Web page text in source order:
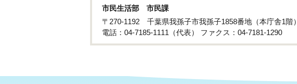
市民生活部 市民課
〒270-1192 千葉県我孫子市我孫子1858番地（本庁舎1階）
電話：04-7185-1111（代表） ファクス：04-7181-1290